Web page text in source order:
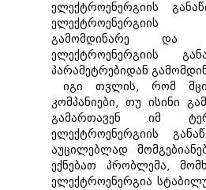
ელექტროენერგიის
ელექტროენერგიის
გამომდინარე და
ელექტროენერგიის
პარამეტრებიდან
იგი თვლის, რომ
კომპანიები, თუ ისინი
გამართავენ იმ
ელექტროენერგიის
აუცილებლად
ექნებათ პრობლემა,
ელექტროენერგია